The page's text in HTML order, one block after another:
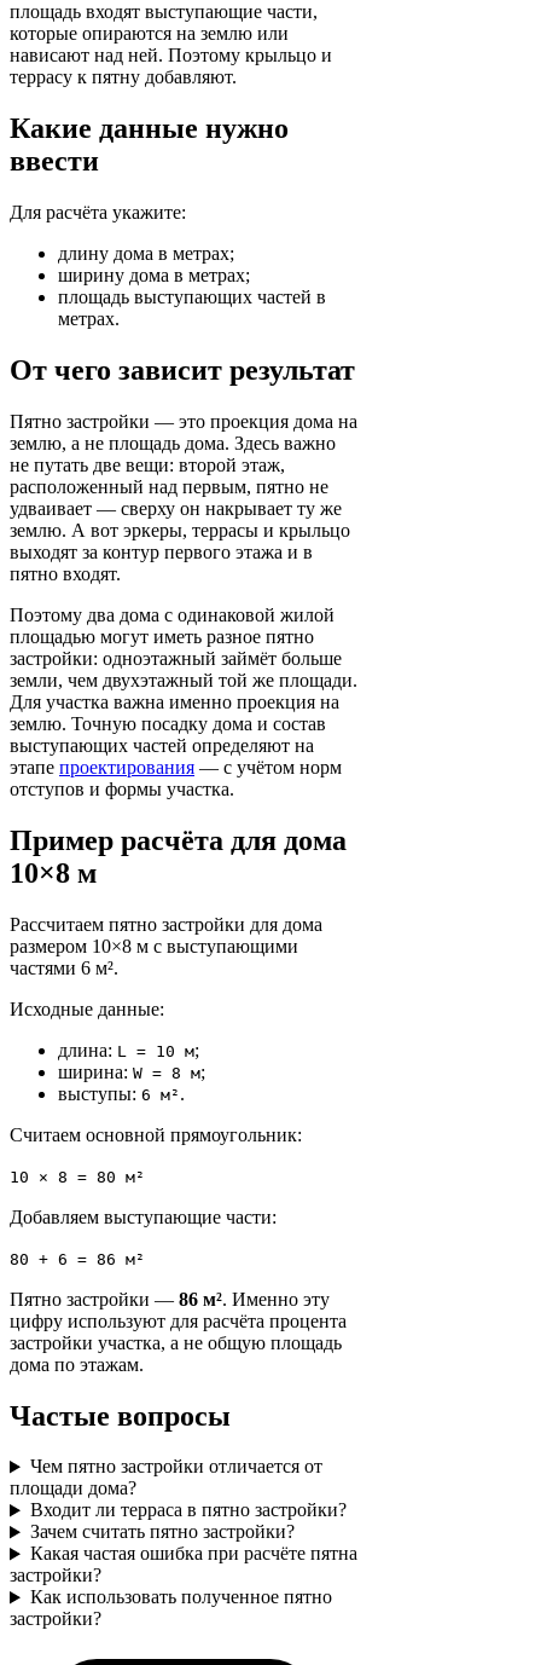
площадь входят выступающие части,
которые опираются на землю или
нависают над ней. Поэтому крыльцо и
террасу к пятну добавляют.
Какие данные нужно
ввести
Для расчёта укажите:
длину дома в метрах;
ширину дома в метрах;
площадь выступающих частей в
метрах.
От чего зависит результат
Пятно застройки — это проекция дома на
землю, а не площадь дома. Здесь важно
не путать две вещи: второй этаж,
расположенный над первым, пятно не
удваивает — сверху он накрывает ту же
землю. А вот эркеры, террасы и крыльцо
выходят за контур первого этажа и в
пятно входят.
Поэтому два дома с одинаковой жилой
площадью могут иметь разное пятно
застройки: одноэтажный займёт больше
земли, чем двухэтажный той же площади.
Для участка важна именно проекция на
землю. Точную посадку дома и состав
выступающих частей определяют на
этапе проектирования — с учётом норм
отступов и формы участка.
Пример расчёта для дома
10×8 м
Рассчитаем пятно застройки для дома
размером 10×8 м с выступающими
частями 6 м².
Исходные данные:
длина: L = 10 м;
ширина: W = 8 м;
выступы: 6 м² .
Считаем основной прямоугольник:
10 × 8 = 80 м²
Добавляем выступающие части:
80 + 6 = 86 м²
Пятно застройки — 86 м². Именно эту
цифру используют для расчёта процента
застройки участка, а не общую площадь
дома по этажам.
Частые вопросы
Чем пятно застройки отличается от
площади дома?
Входит ли терраса в пятно застройки?
Зачем считать пятно застройки?
Какая частая ошибка при расчёте пятна
застройки?
Как использовать полученное пятно
застройки?